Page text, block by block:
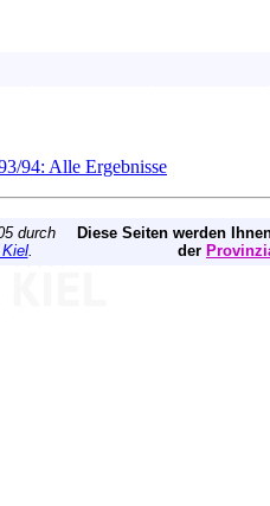
94: Alle Ergebnisse
durch
.
Diese Seiten werden
der